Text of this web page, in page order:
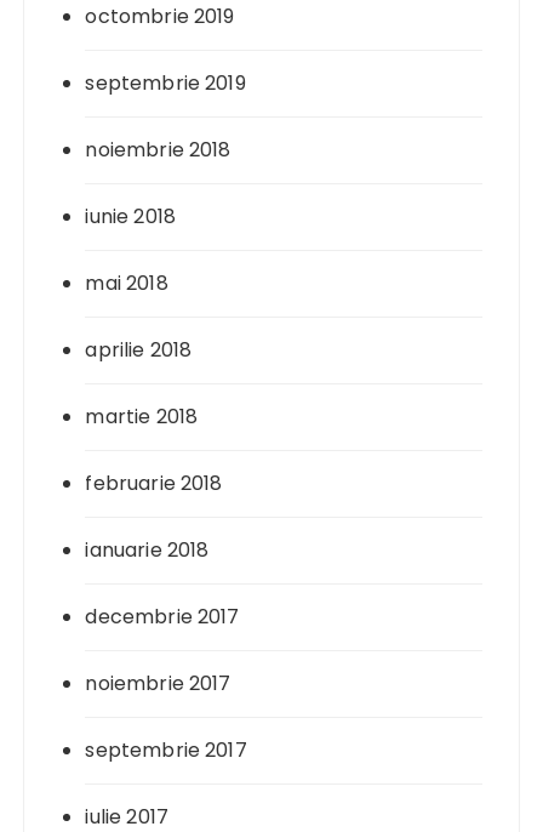
octombrie 2019
septembrie 2019
noiembrie 2018
iunie 2018
mai 2018
aprilie 2018
martie 2018
februarie 2018
ianuarie 2018
decembrie 2017
noiembrie 2017
septembrie 2017
iulie 2017